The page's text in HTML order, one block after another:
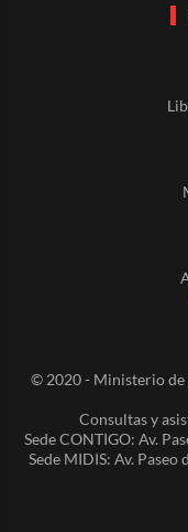
© 2020 - Ministerio de
Consultas y
Sede CONTIGO: Av.
Sede MIDIS: Av.